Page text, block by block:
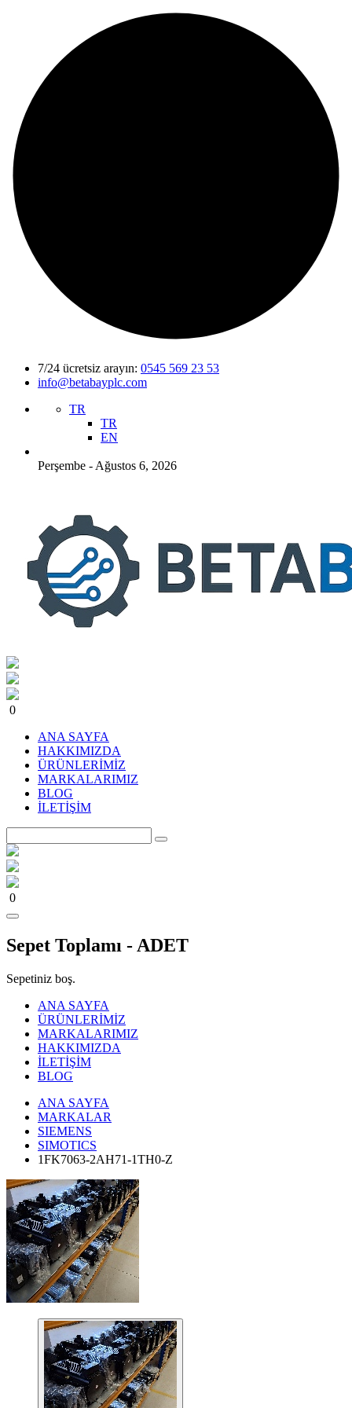
7/24 ücretsiz arayın: 0545 569 23 53
info@betabayplc.com
TR
TR
EN
Perşembe - Ağustos 6, 2026
0
ANA SAYFA
HAKKIMIZDA
ÜRÜNLERİMİZ
MARKALARIMIZ
BLOG
İLETİŞİM
0
Sepet Toplamı - ADET
Sepetiniz boş.
ANA SAYFA
ÜRÜNLERİMİZ
MARKALARIMIZ
HAKKIMIZDA
İLETİŞİM
BLOG
ANA SAYFA
MARKALAR
SIEMENS
SIMOTICS
1FK7063-2AH71-1TH0-Z